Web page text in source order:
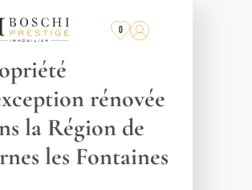
0
LES-FONTAINES
rénovée
la Région de
les Fontaines